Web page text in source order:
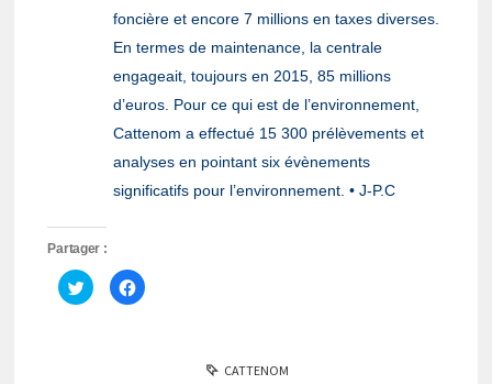
foncière et encore 7 millions en taxes diverses.
En termes de maintenance, la centrale
engageait, toujours en 2015, 85 millions
d’euros. Pour ce qui est de l’environnement,
Cattenom a effectué 15 300 prélèvements et
analyses en pointant six évènements
significatifs pour l’environnement. • J-P.C
Partager :
Cliquez
pour
partager
Cliquez
pour
CATTENOM